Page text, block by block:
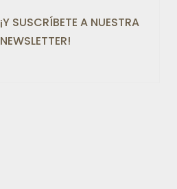
¡Y SUSCRÍBETE A NUESTRA
NEWSLETTER!